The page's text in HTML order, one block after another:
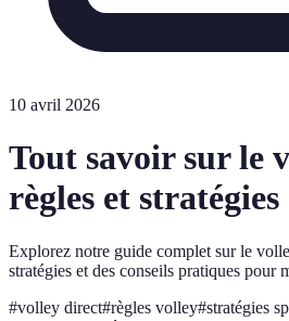
10 avril 2026
Tout savoir sur le
règles et stratégies
Explorez notre guide complet sur le
stratégies et des conseils pratiques pour
#volley direct#règles volley#stratégies